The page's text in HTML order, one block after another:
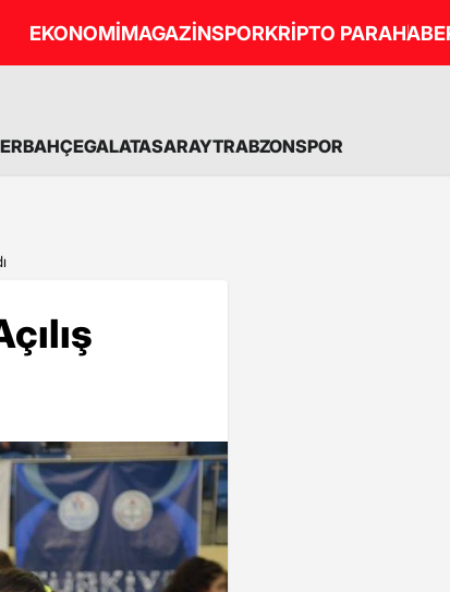
EKONOMİMAGAZİNSPORKRİPTO PARA
GALATASARAYTRABZONSPOR